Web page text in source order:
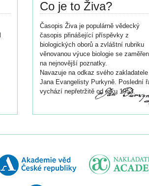
Co je to Živa?
Časopis Živa je populárně vědecký
časopis přinášející příspěvky z
biologických oborů a zvláštní rubriku
věnovanou výuce biologie se
na nejnovější poznatky.
Navazuje na odkaz svého zakladatele
Jana Evangelisty Purkyně. Poslední
vychází nepřetržitě od roku 1953.